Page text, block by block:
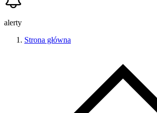
alerty
Strona główna